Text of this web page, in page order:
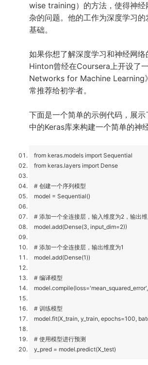
wise training）的方法，使得神经
杂的问题。他的工作为深度学习
基础。
如果你想了解深度学习和神经网络
Hinton曾经在Coursera上开设了
Networks for Machine Learning
常推荐给初学者。
下面是一个简单的示例代码，展
中的Keras库来构建一个简单的神
from keras.models import Sequential
from keras.layers import Dense
# 创建一个序列模型
model = Sequential()
# 添加一个全连接层，输入维度为2，输出
model.add(Dense(3, input_dim=2))
# 添加一个全连接层，输出维度为1
model.add(Dense(1))
# 编译模型
# 训练模型
model.fit(X_train, y_train, epochs=100,
# 使用模型进行预测
y_pred = model.predict(X_test)